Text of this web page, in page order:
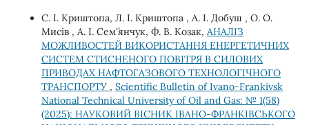
С. І. Криштопа, Л. І. Криштопа , А. І. Добуш , О. О.
Мисів , А. І. Сем'`янчук, Ф. В. Козак, АНАЛІЗ
МОЖЛИВОСТЕЙ ВИКОРИСТАННЯ ЕНЕРГЕТИЧНИХ
СИСТЕМ СТИСНЕНОГО ПОВІТРЯ В СИЛОВИХ
ПРИВОДАХ НАФТОГАЗОВОГО ТЕХНОЛОГІЧНОГО
ТРАНСПОРТУ , Scientific Bulletin of Ivano-Frankivsk
National Technical University of Oil and Gas: № 1(58)
(2025): НАУКОВИЙ ВІСНИК ІВАНО-ФРАНКІВСЬКОГО